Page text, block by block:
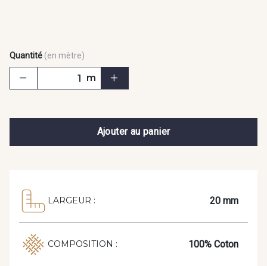
Quantité (en mètre)
m
Ajouter au panier
LARGEUR : 20 mm
COMPOSITION : 100% Coton